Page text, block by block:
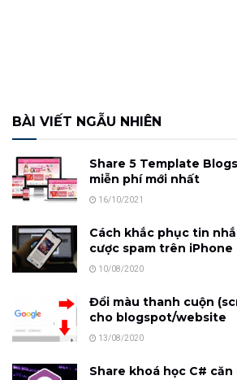
BÀI VIẾT NGẪU NHIÊN
Share 5 Template
miễn phí mới nhất
16/10/2021
Cách khắc phục tin
cược spam trên iPhone
10/08/2020
Đổi màu thanh cuộn
cho blogspot/website
13/08/2020
Share khoá học C#